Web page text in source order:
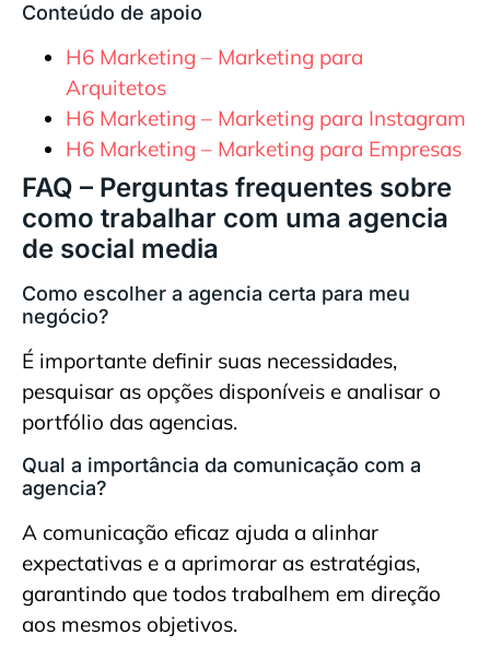
Conteúdo de apoio
H6 Marketing – Marketing para
Arquitetos
H6 Marketing – Marketing para Instagram
H6 Marketing – Marketing para Empresas
FAQ – Perguntas frequentes sobre
como trabalhar com uma agencia
de social media
Como escolher a agencia certa para meu
negócio?
É importante definir suas necessidades,
pesquisar as opções disponíveis e analisar o
portfólio das agencias.
Qual a importância da comunicação com a
agencia?
A comunicação eficaz ajuda a alinhar
expectativas e a aprimorar as estratégias,
garantindo que todos trabalhem em direção
aos mesmos objetivos.